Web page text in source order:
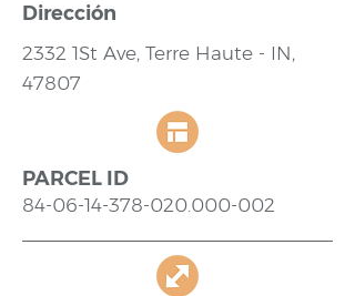
Dirección
2332 1St Ave, Terre Haute - IN,
47807
PARCEL ID
84-06-14-378-020.000-002